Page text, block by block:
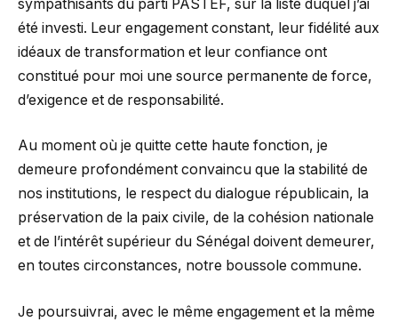
sympathisants du parti PASTEF, sur la liste duquel j’ai
été investi. Leur engagement constant, leur fidélité aux
idéaux de transformation et leur confiance ont
constitué pour moi une source permanente de force,
d’exigence et de responsabilité.
Au moment où je quitte cette haute fonction, je
demeure profondément convaincu que la stabilité de
nos institutions, le respect du dialogue républicain, la
préservation de la paix civile, de la cohésion nationale
et de l’intérêt supérieur du Sénégal doivent demeurer,
en toutes circonstances, notre boussole commune.
Je poursuivrai, avec le même engagement et la même